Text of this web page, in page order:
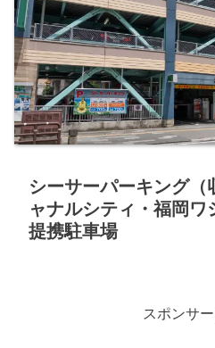
シーサーパーキング（
ャナルシティ・福岡ワ
提携駐車場
スポンサ